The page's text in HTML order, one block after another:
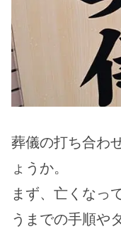
葬儀の打ち合わ
ょうか。
まず、亡くなっ
うまでの手順や